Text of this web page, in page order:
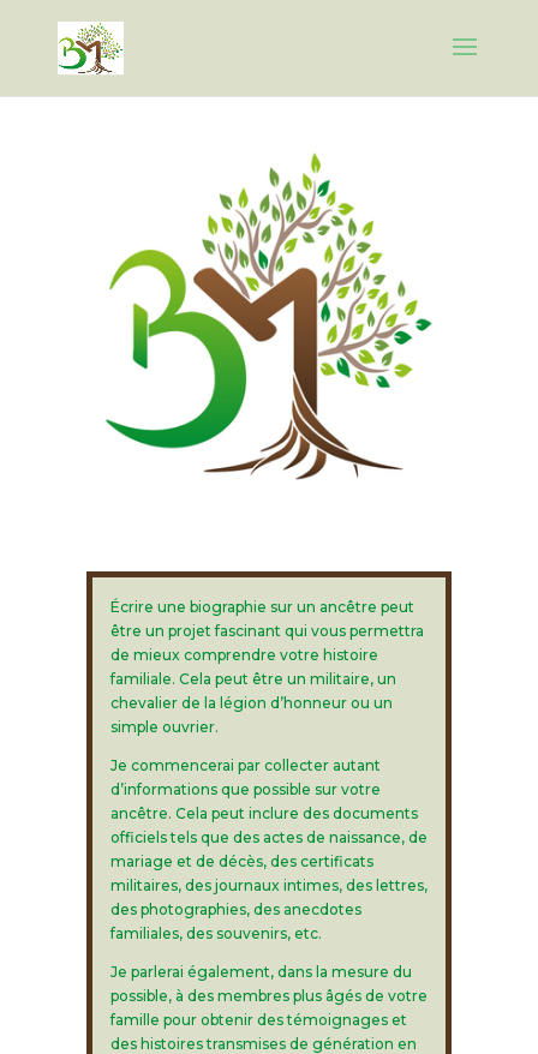
Écrire une biographie sur un ancêtre peut
être un projet fascinant qui vous permettra
de mieux comprendre votre histoire
familiale. Cela peut être un militaire, un
chevalier de la légion d’honneur ou un
simple ouvrier.
Je commencerai par collecter autant
d’informations que possible sur votre
ancêtre. Cela peut inclure des documents
officiels tels que des actes de naissance, de
mariage et de décès, des certificats
militaires, des journaux intimes, des lettres,
des photographies, des anecdotes
familiales, des souvenirs, etc.
Je parlerai également, dans la mesure du
possible, à des membres plus âgés de votre
famille pour obtenir des témoignages et
des histoires transmises de génération en